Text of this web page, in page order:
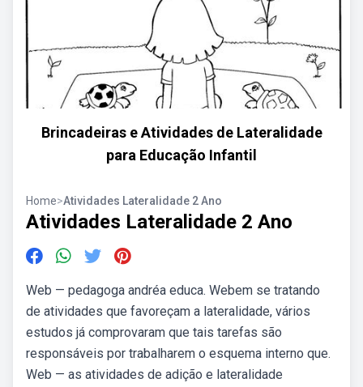
Brincadeiras e Atividades de Lateralidade
para Educação Infantil
Home>Atividades Lateralidade 2 Ano
Atividades Lateralidade 2 Ano
Web — pedagoga andréa educa. Webem se tratando
de atividades que favoreçam a lateralidade, vários
estudos já comprovaram que tais tarefas são
responsáveis por trabalharem o esquema interno que.
Web — as atividades de adição e lateralidade